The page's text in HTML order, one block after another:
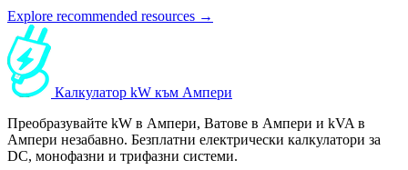
Explore recommended resources →
Калкулатор kW към Ампери
Преобразувайте kW в Ампери, Ватове в Ампери и kVA в
Ампери незабавно. Безплатни електрически калкулатори за
DC, монофазни и трифазни системи.